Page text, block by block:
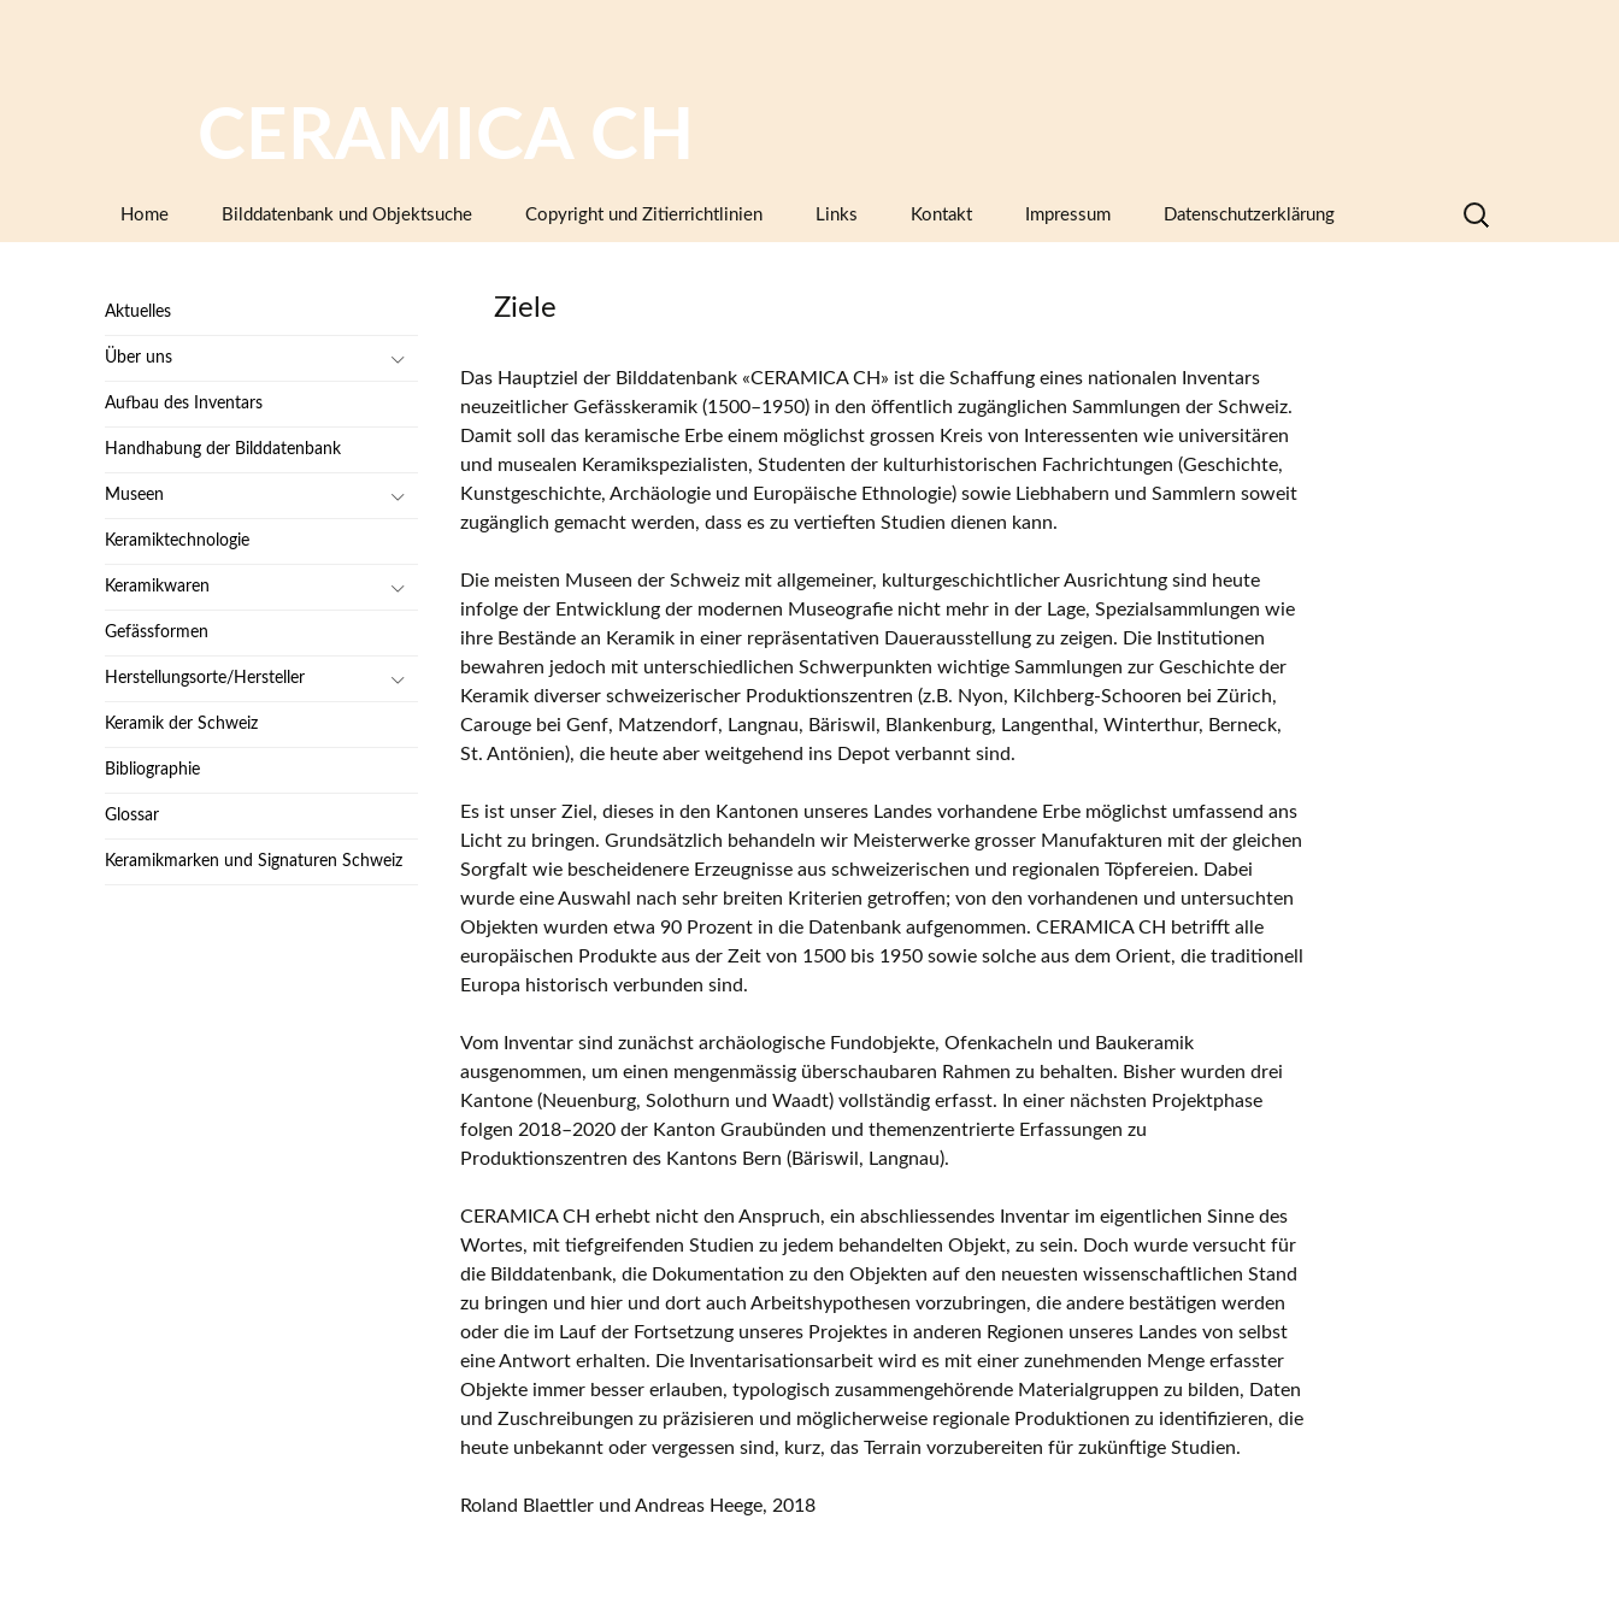
CERAMICA CH
Home Bilddatenbank und Objektsuche Copyright und Zitierrichtlinien Links
Arbeitsanleitungen
Vereine, Arbeitsgemeinschaften,
Sammlerorganisationen
Museen und Institutionen in der
Schweiz (inklusive Projektpartner)
Europäische Töpferei- und
Keramikmuseen, Museen mit grossen
Keramiksammlungen
Keramikfilme
Kontakt Impressum Datenschutzerklärung
Suchen
nach:
Ziele
Das Hauptziel der Bilddatenbank «CERAMICA CH» ist die Schaffung eines nationalen Inventars
neuzeitlicher Gefässkeramik (1500–1950) in den öffentlich zugänglichen Sammlungen der Schweiz.
Damit soll das keramische Erbe einem möglichst grossen Kreis von Interessenten wie universitären
und musealen Keramikspezialisten, Studenten der kulturhistorischen Fachrichtungen (Geschichte,
Kunstgeschichte, Archäologie und Europäische Ethnologie) sowie Liebhabern und Sammlern soweit
zugänglich gemacht werden, dass es zu vertieften Studien dienen kann.
Die meisten Museen der Schweiz mit allgemeiner, kulturgeschichtlicher Ausrichtung sind heute
infolge der Entwicklung der modernen Museografie nicht mehr in der Lage, Spezial­sammlungen wie
ihre Bestände an Keramik in einer repräsentativen Dauerausstellung zu zeigen. Die Institutionen
bewahren jedoch mit unterschiedlichen Schwerpunkten wichtige Sammlungen zur Geschichte der
Keramik diverser schweizerischer Produktionszentren (z.B. Nyon, Kilchberg-Schooren bei Zürich,
Carouge bei Genf, Matzendorf, Langnau, Bäriswil, Blankenburg, Langenthal, Winterthur, Berneck,
St. Antönien), die heute aber weitgehend ins Depot verbannt sind.
Es ist unser Ziel, dieses in den Kantonen unseres Landes vorhandene Erbe möglichst umfassend ans
Licht zu bringen. Grundsätzlich behandeln wir Meisterwerke grosser Manufakturen mit der gleichen
Sorgfalt wie bescheidenere Erzeugnisse aus schweizerischen und regionalen Töpfereien. Dabei
wurde eine Auswahl nach sehr breiten Kriterien getroffen; von den vorhandenen und untersuchten
Objekten wurden etwa 90 Prozent in die Datenbank aufgenommen. CERAMICA CH betrifft alle
europäischen Produkte aus der Zeit von 1500 bis 1950 sowie solche aus dem Orient, die traditionell
Europa historisch verbunden sind.
Vom Inventar sind zunächst archäologische Fundobjekte, Ofenkacheln und Baukeramik
ausgenommen, um einen mengenmässig überschaubaren Rahmen zu behalten. Bisher wurden drei
Kantone (Neuenburg, Solothurn und Waadt) vollständig erfasst. In einer nächsten Projektphase
folgen 2018–2020 der Kanton Graubünden und themenzentrierte Erfassungen zu
Produktionszentren des Kantons Bern (Bäriswil, Langnau).
CERAMICA CH erhebt nicht den Anspruch, ein abschliessendes Inventar im eigentlichen Sinne des
Wortes, mit tiefgreifenden Studien zu jedem behandelten Objekt, zu sein. Doch wurde versucht für
die Bilddatenbank, die Dokumentation zu den Objekten auf den neuesten wissenschaftlichen Stand
zu bringen und hier und dort auch Arbeitshypothesen vorzubringen, die andere bestätigen werden
oder die im Lauf der Fortsetzung unseres Projektes in anderen Regionen unseres Landes von selbst
eine Antwort erhalten. Die Inventarisationsarbeit wird es mit einer zunehmenden Menge erfasster
Objekte immer besser erlauben, typologisch zusammengehörende Materialgruppen zu bilden, Daten
und Zuschreibungen zu präzisieren und möglicherweise regionale Produktionen zu identifizieren, die
heute unbekannt oder vergessen sind, kurz, das Terrain vorzubereiten für zukünftige Studien.
Roland Blaettler und Andreas Heege, 2018
Aktuelles
Über uns
Aufbau des Inventars
Handhabung der Bilddatenbank
Museen
Keramiktechnologie
Keramikwaren
Gefässformen
Herstellungsorte/Hersteller
Keramik der Schweiz
Bibliographie
Glossar
Keramikmarken und Signaturen Schweiz